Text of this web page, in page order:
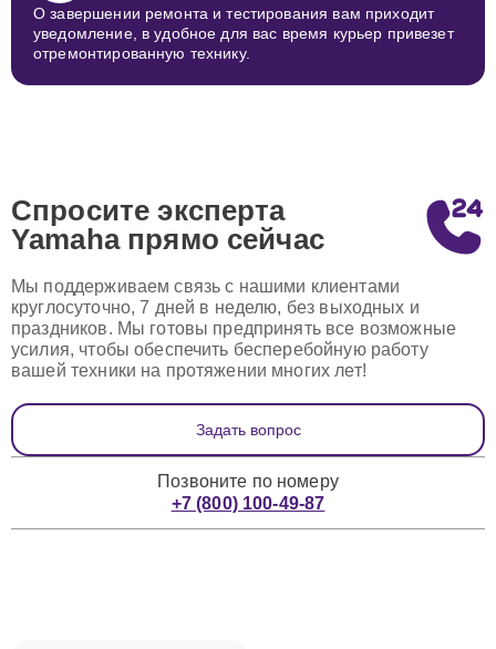
О завершении ремонта и тестирования вам приходит
уведомление, в удобное для вас время курьер привезет
отремонтированную технику.
Спросите эксперта
Yamaha прямо сейчас
Мы поддерживаем связь с нашими клиентами
круглосуточно, 7 дней в неделю, без выходных и
праздников. Мы готовы предпринять все возможные
усилия, чтобы обеспечить бесперебойную работу
вашей техники на протяжении многих лет!
Задать вопрос
Позвоните по номеру
+7 (800) 100-49-87